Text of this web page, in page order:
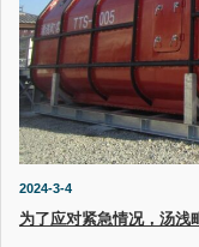
2024-3-4
为了应对紧急情况，汤浅